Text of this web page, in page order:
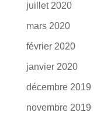
juillet 2020
mars 2020
février 2020
janvier 2020
décembre 2019
novembre 2019